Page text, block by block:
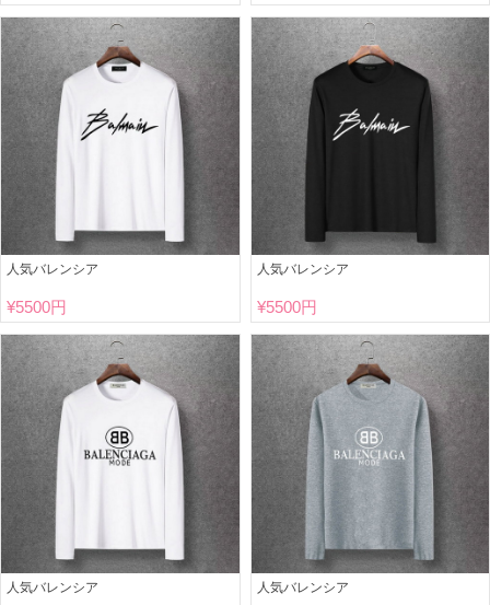
人気バレンシア
¥5500円
人気バレンシア
¥5500円
人気バレンシア 人気バレンシア